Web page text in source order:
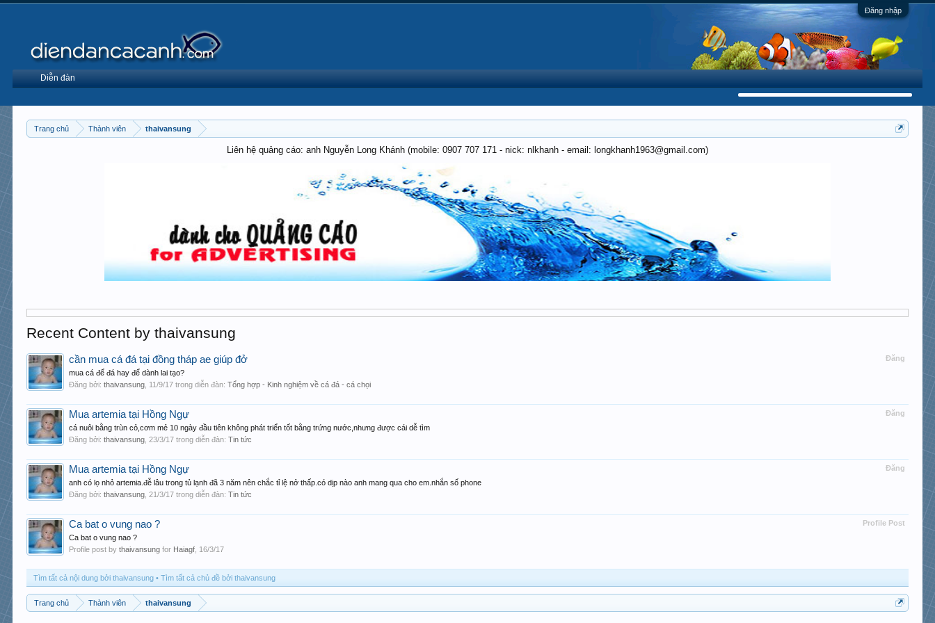
Đăng nhập
Trang chủ Thành viên thaivansung
Liên hệ quảng cáo: anh Nguyễn Long Khánh (mobile: 0907 707 171 - nick: nlkhanh - email: longkhanh1963@gmail.com)
Recent Content by thaivansung
Đăng
cần mua cá đá tại đồng tháp ae giúp đở
mua cá để đá hay để dành lai tạo?
Đăng bởi:thaivansung 11/9/17 trong diễn đàn:Tổng hợp - Kinh nghiệm về cá đá - cá chọi
Đăng
Mua artemia tại Hồng Ngự
cá nuôi bằng trùn cỏ,cơm mẻ 10 ngày đầu tiên không phát triển tốt bằng trứng nước,nhưng được cái dễ tìm
Đăng bởi:thaivansung ,23/3/17 trong diễn đàn:Tin tức
Đăng
Mua artemia tại Hồng Ngự
anh có lọ nhỏ artemia.đễ lâu trong tủ lạnh đã 3 năm nên chắc tỉ lệ nở thấp.có dịp nào anh mang qua cho em.nhắn số phone
Đăng bởi:thaivansung ,21/3/17 trong diễn đàn:Tin tức
Profile Post
Ca bat o vung nao ?
Ca bat o vung nao ?
Profile post bythaivansung for Haiagf 16/3/17
Tìm tất cả nội dung bởi thaivansung Tìm tất cả chủ đề bởi thaivansung
Trang chủ Thành viên thaivansung
Diễn đàn